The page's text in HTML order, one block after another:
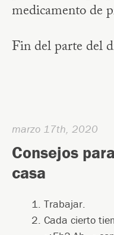
medicamento de
Fin del parte del
marzo 17th, 2020
Consejos
casa
Trabajar.
Cada cierto